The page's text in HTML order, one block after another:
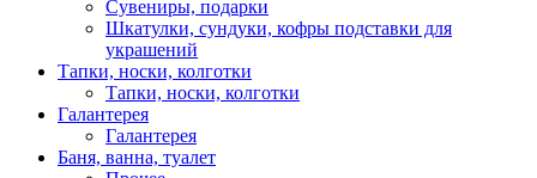
Сувениры, подарки
Шкатулки, сундуки, кофры подставки для
украшений
Тапки, носки, колготки
Тапки, носки, колготки
Галантерея
Галантерея
Баня, ванна, туалет